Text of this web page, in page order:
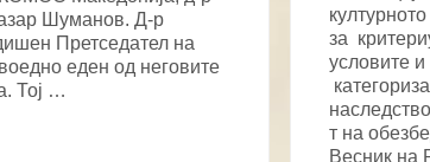
Шуманов. Д-р
Претседател на
еден од неговите
Тој …
за
условите
т на
Весник на